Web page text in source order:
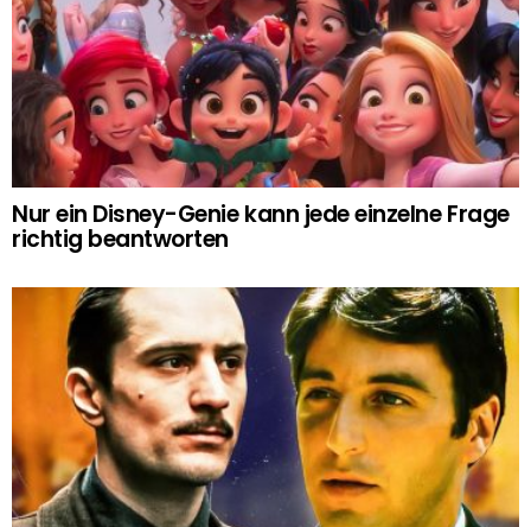
Nur ein Disney-Genie kann jede einzelne Frage
richtig beantworten